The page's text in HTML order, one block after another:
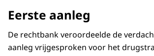
Eerste aanleg
De rechtbank veroordeelde de
aanleg vrijgesproken voor het